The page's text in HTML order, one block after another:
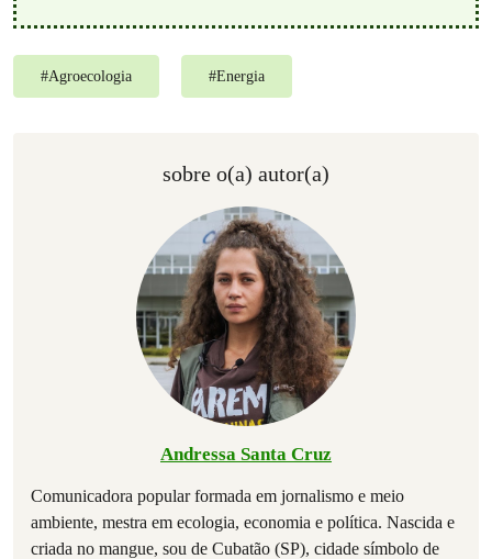
#Agroecologia #Energia
sobre o(a) autor(a)
Andressa Santa Cruz
Comunicadora popular formada em jornalismo e meio
ambiente, mestra em ecologia, economia e política. Nascida e
criada no mangue, sou de Cubatão (SP), cidade símbolo de